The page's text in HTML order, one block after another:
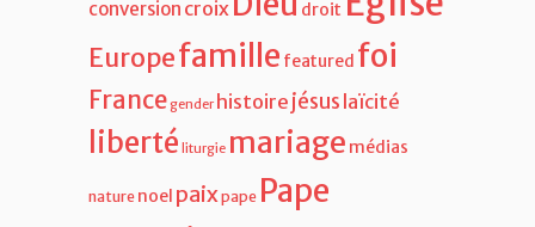
conversion croix droit
Europefamille featured foi
Francegender histoirejésus laïcité
liberté liturgie mariage médias
nature noel paixpape Pape